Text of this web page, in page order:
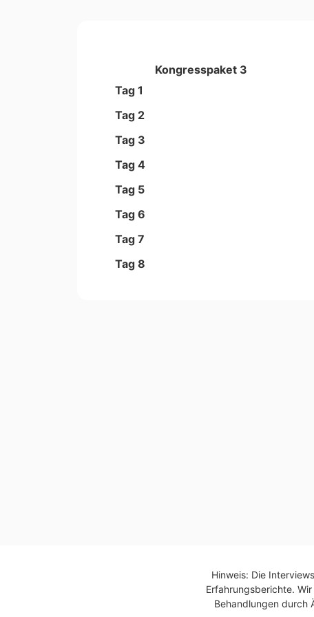
Kongresspaket 3
Tag 1
Tag 2
Tag 3
Tag 4
Tag 5
Tag 6
Tag 7
Tag 8
Hinweis: Die
Erfahrungsberichte.
Behandlungen durch